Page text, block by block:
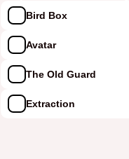
Bird Box
Avatar
The Old Guard
Extraction